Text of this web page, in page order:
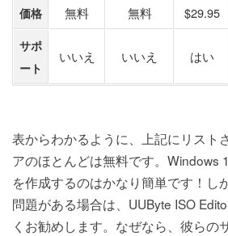
価格 無料 無料 $29.95
サポ
ート
いいえ いいえ はい
表からわかるように、上記にリスト
アのほとんどは無料です。Windows
を作成するのはかなり簡単です！し
問題がある場合は、UUByte ISO
くお勧めします。なぜなら、彼らの